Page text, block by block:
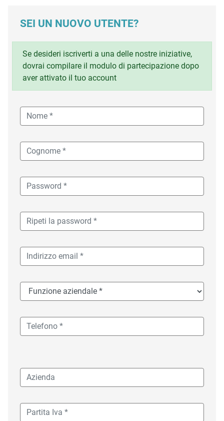
SEI UN NUOVO UTENTE?
Se desideri iscriverti a una delle nostre iniziative,
dovrai compilare il modulo di partecipazione dopo
aver attivato il tuo account